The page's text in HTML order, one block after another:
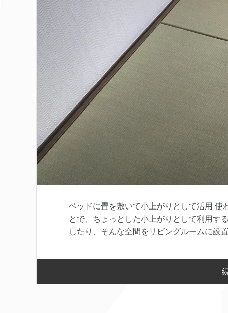
ベッドに畳を敷いて小上がりとして活用 使
とで、ちょっとした小上がりとして利用す
したり、そんな空間をリビングルームに設